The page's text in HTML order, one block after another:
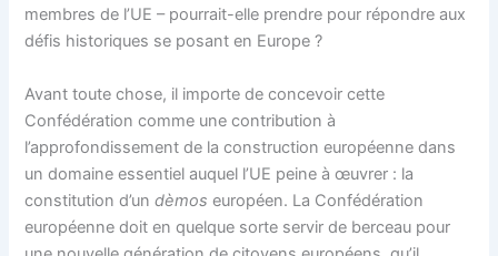
membres de l’UE – pourrait-elle prendre pour répondre aux
défis historiques se posant en Europe ?
Avant toute chose, il importe de concevoir cette
Confédération comme une contribution à
l’approfondissement de la construction européenne dans
un domaine essentiel auquel l’UE peine à œuvrer : la
constitution d’undèmos européen. La Confédération
européenne doit en quelque sorte servir de berceau pour